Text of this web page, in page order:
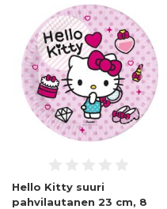
Hello Kitty suuri
pahvilautanen 23 cm, 8